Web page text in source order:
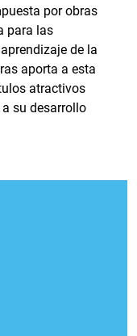
por obras
para las
de la
aporta a esta
atractivos
su desarrollo